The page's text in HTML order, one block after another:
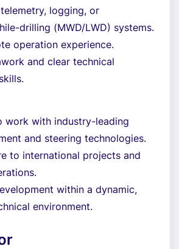
logging, or
drilling (MWD/LWD) systems.
operation experience.
and clear technical
work with industry-leading
and steering technologies.
to international projects and
within a dynamic,
environment.